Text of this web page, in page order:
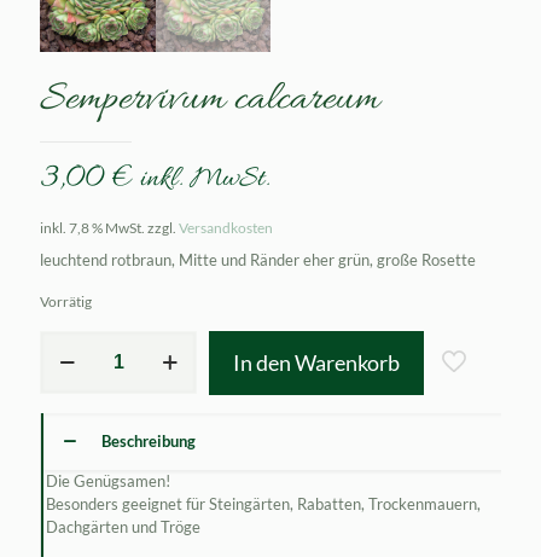
Sempervivum calcareum
3,00€ inkl. MwSt.
inkl. 7,8 % MwSt. zzgl. Versandkosten
leuchtend rotbraun, Mitte und Ränder eher grün, große Rosette
Vorrätig
calcareum
In den Warenkorb
Beschreibung
Die Genügsamen!
Besonders geeignet für Steingärten, Rabatten, Trockenmauern,
Dachgärten und Tröge